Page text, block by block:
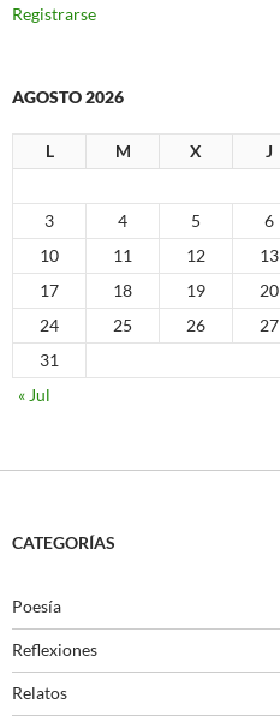
Registrarse
AGOSTO 2026
L M X J
3
4 5 6
10
11 12 13
17
18 19 20
24
25 26 27
31
« Jul
CATEGORÍAS
Poesía
Reflexiones
Relatos